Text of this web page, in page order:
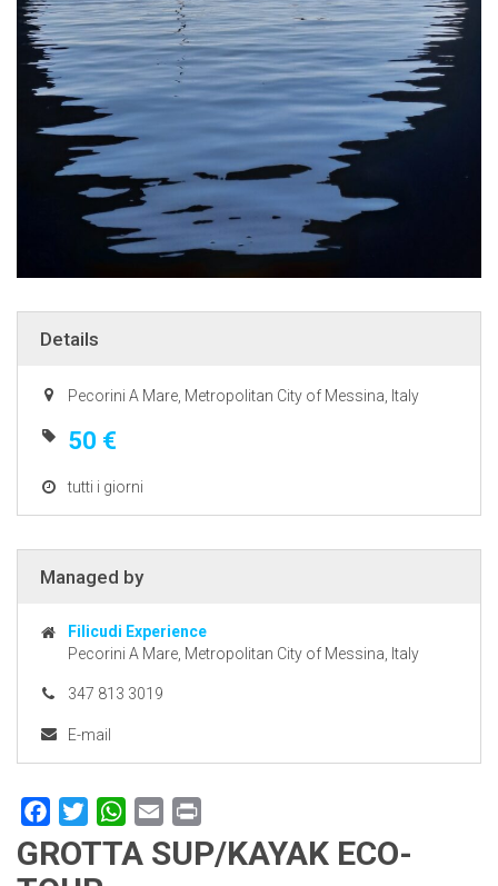
Details
Pecorini A Mare, Metropolitan City of Messina, Italy
50 €
tutti i giorni
Managed by
Filicudi Experience
Pecorini A Mare, Metropolitan City of Messina, Italy
347 813 3019
E-mail
FacebookTwitterWhatsApp
Email
GROTTA SUP/KAYAK ECO-